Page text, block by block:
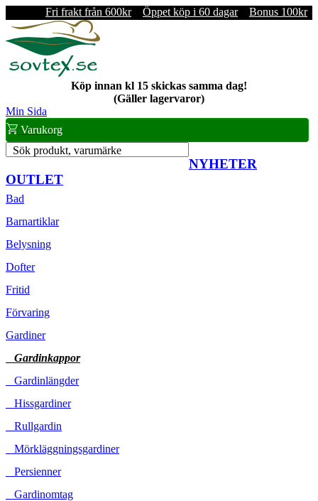
Fri frakt från 600kr Öppet köp i 60 dagar Bonus 100kr
Köp innan kl 15 skickas samma dag!
(Gäller lagervaror)
Min Sida
Varukorg
Sök produkt, varumärke
NYHETER
OUTLET
Bad
Barnartiklar
Belysning
Dofter
Fritid
Förvaring
Gardiner
Gardinkappor
Gardinlängder
Hissgardiner
Rullgardin
Mörkläggningsgardiner
Persienner
Gardinomtag